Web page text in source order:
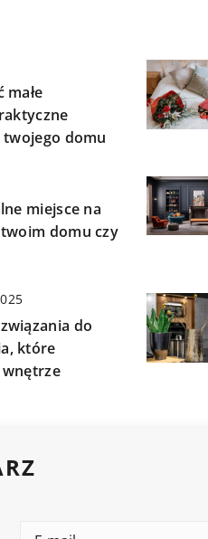
małe
domu
miejsce na
domu czy
do
które